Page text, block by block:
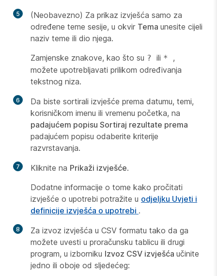
5
(Neobavezno) Za prikaz izvješća samo za
određene teme sesije, u okvir Tema unesite cijeli
naziv teme ili dio njega.
Zamjenske znakove, kao što su ? ili * ,
možete upotrebljavati prilikom određivanja
tekstnog niza.
6
Da biste sortirali izvješće prema datumu, temi,
korisničkom imenu ili vremenu početka, na
padajućem popisu Sortiraj rezultate prema
padajućem popisu odaberite kriterije
razvrstavanja.
7 Kliknite na Prikaži izvješće.
Dodatne informacije o tome kako pročitati
izvješće o upotrebi potražite u odjeljku Uvjeti i
definicije izvješća o upotrebi .
8
Za izvoz izvješća u CSV formatu tako da ga
možete uvesti u proračunsku tablicu ili drugi
program, u izborniku Izvoz CSV izvješća učinite
jedno ili oboje od sljedećeg: